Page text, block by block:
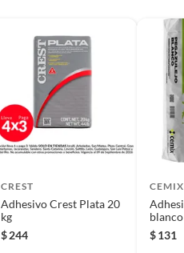
CREST
Adhesivo Crest Plata 20
kg
$ 244
CEMIX
$131